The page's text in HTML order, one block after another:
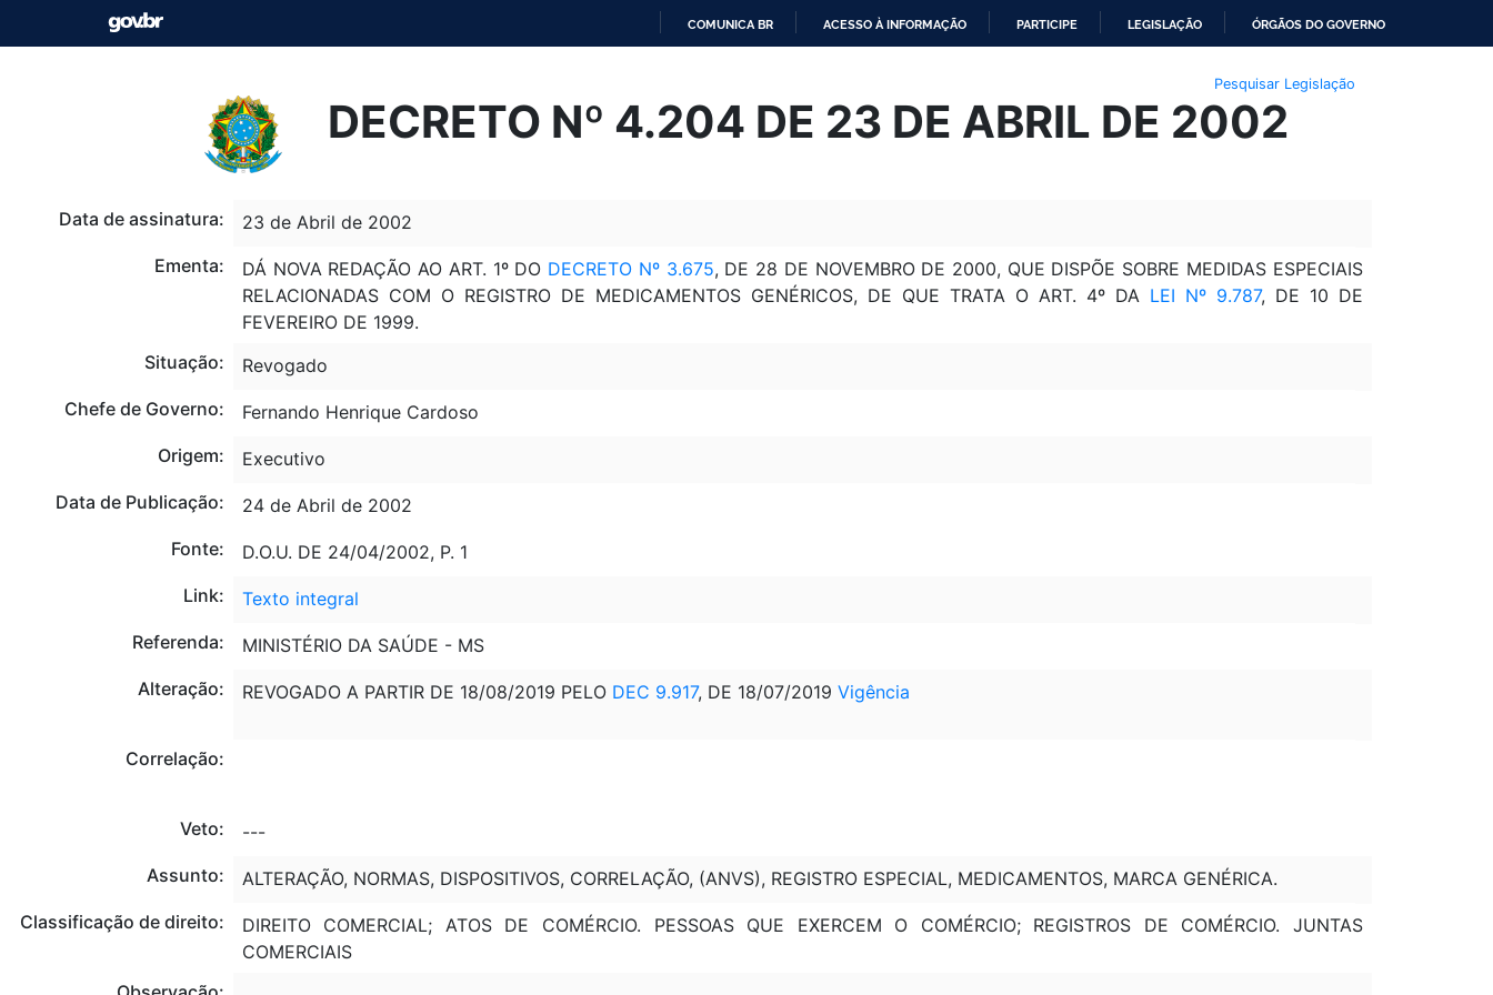
CONTEÚDO
COMUNICA BR ACESSO À INFORMAÇÃO PARTICIPE LEGISLAÇÃO ÓRGÃOS DO GOVERNO
Pesquisar Legislação
DECRETO Nº 4.204 DE 23 DE ABRIL DE 2002
Data de assinatura:
23 de Abril de 2002
Ementa:
DÁ NOVA REDAÇÃO AO ART. 1º DO DECRETO Nº 3.675, DE 28 DE NOVEMBRO DE 2000, QUE DISPÕE SOBRE MEDIDAS ESPECIAIS
RELACIONADAS COM O REGISTRO DE MEDICAMENTOS GENÉRICOS, DE QUE TRATA O ART. 4º DA LEI Nº 9.787, DE 10 DE
FEVEREIRO DE 1999.
Situação:
Revogado
Chefe de Governo:
Fernando Henrique Cardoso
Origem:
Executivo
Data de Publicação:
24 de Abril de 2002
Fonte:
D.O.U. DE 24/04/2002, P. 1
Link:
Texto integral
Referenda:
MINISTÉRIO DA SAÚDE - MS
Alteração:
REVOGADO A PARTIR DE 18/08/2019 PELO DEC 9.917, DE 18/07/2019 Vigência
Correlação:
Veto:
---
Assunto:
ALTERAÇÃO, NORMAS, DISPOSITIVOS, CORRELAÇÃO, (ANVS), REGISTRO ESPECIAL, MEDICAMENTOS, MARCA GENÉRICA.
Classificação de direito:
DIREITO COMERCIAL; ATOS DE COMÉRCIO. PESSOAS QUE EXERCEM O COMÉRCIO; REGISTROS DE COMÉRCIO. JUNTAS
COMERCIAIS